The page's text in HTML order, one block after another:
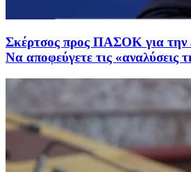
Σκέρτσος προς ΠΑΣΟΚ για
Να αποφεύγετε τις «αναλύσεις